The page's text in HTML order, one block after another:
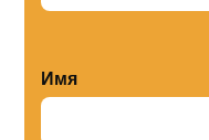
Имя